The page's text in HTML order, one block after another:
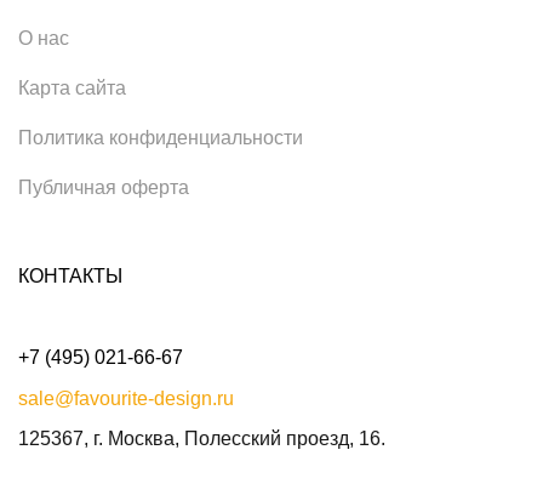
О нас
Карта сайта
Политика конфиденциальности
Публичная оферта
КОНТАКТЫ
+7 (495) 021-66-67
sale@favourite-design.ru
125367, г. Москва, Полесский проезд, 16.